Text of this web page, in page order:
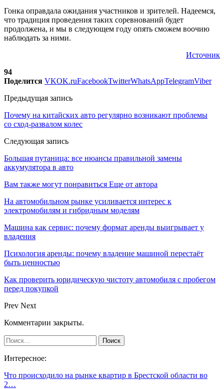
Гонка оправдала ожидания участников и зрителей. Надеемся,
что традиция проведения таких соревнований будет
продолжена, и мы в следующем году опять сможем воочию
наблюдать за ними.
Источник
94
Поделится VKOK.ruFacebookTwitterWhatsAppTelegramViber
Предыдущая запись
Почему на китайских авто регулярно возникают проблемы
со сход-развалом колес
Следующая запись
Большая путаница: все нюансы правильной замены
аккумулятора в авто
Вам также могут понравиться Еще от автора
На автомобильном рынке усиливается интерес к
электромобилям и гибридным моделям
Машина как сервис: почему формат аренды выигрывает у
владения
Психология аренды: почему владение машиной перестаёт
быть ценностью
Как проверить юридическую чистоту автомобиля с пробегом
перед покупкой
Prev Next
Комментарии закрыты.
Интересное:
Что происходило на рынке квартир в Брестской области во
2…